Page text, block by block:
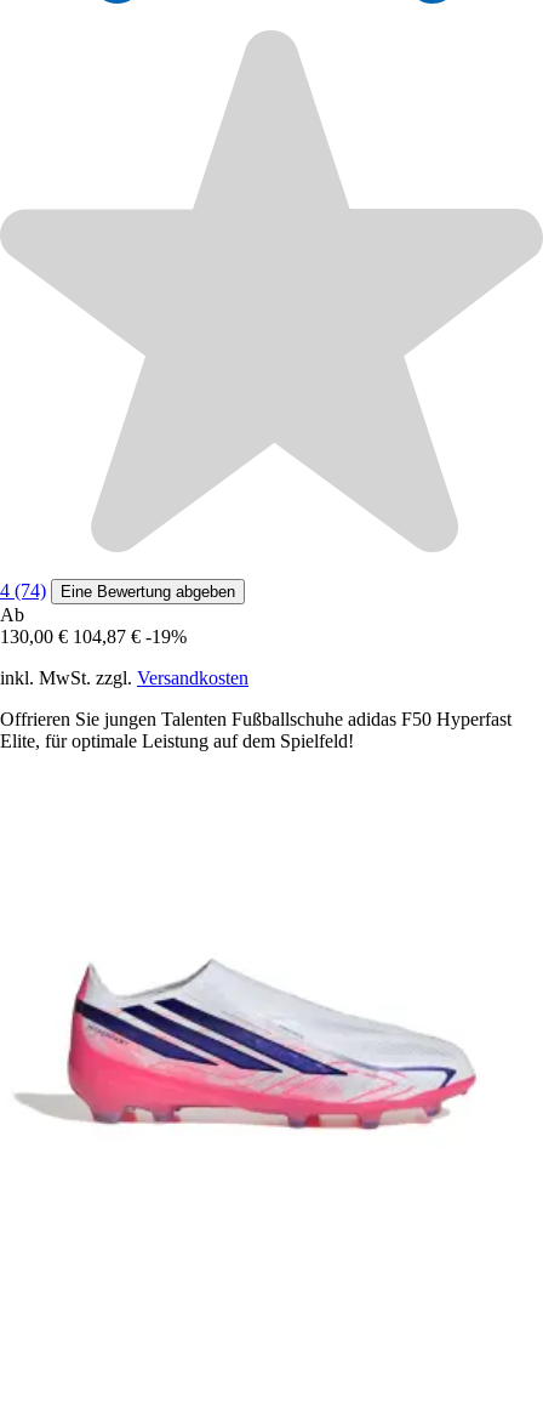
4 (74) Eine Bewertung abgeben
Ab
130,00 € 104,87 € -19%
inkl. MwSt. zzgl. Versandkosten
Offrieren Sie jungen Talenten Fußballschuhe adidas F50 Hyperfast
Elite, für optimale Leistung auf dem Spielfeld!